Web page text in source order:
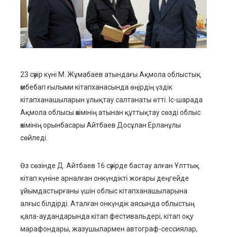
23 сәуір күні М. Жұмабаев атындағы Ақмола облыстық
әмбебап ғылыми кітапханасында өңірдің үздік
кітапханашыларын ұлықтау салтанаты өтті. Іс-шарада
Ақмола облысы әкімінің атынан құттықтау сөзді облыс
әкімінің орынбасары Айтбаев Досұлан Ерланұлы
сөйледі.
Өз сөзінде Д. Айтбаев 16 сәуірде бастау алған Ұлттық
кітап күніне арналған онкүндікті жоғары деңгейде
ұйымдастырғаны үшін облыс кітапханашыларына
алғыс білдірді. Аталған онкүндік аясында облыстың
қала-аудандарында кітап фестивальдері, кітап оқу
марафондары, жазушылармен автограф-сессиялар,